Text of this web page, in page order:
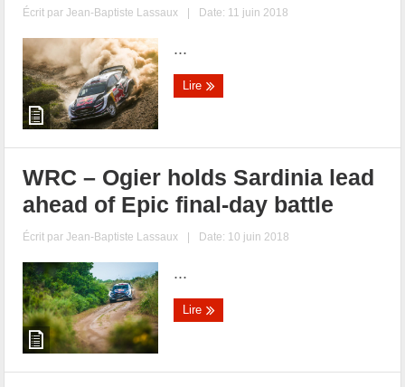
Écrit parJean-Baptiste Lassaux | Date: 11 juin 2018
...
Lire
WRC – Ogier holds Sardinia lead
ahead of Epic final-day battle
Écrit parJean-Baptiste Lassaux | Date: 10 juin 2018
...
Lire